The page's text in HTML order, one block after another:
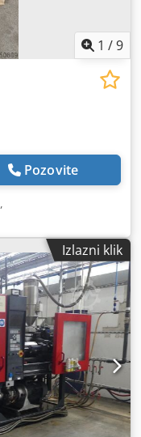
1 /9
Pozovite
,
Izlazni klik